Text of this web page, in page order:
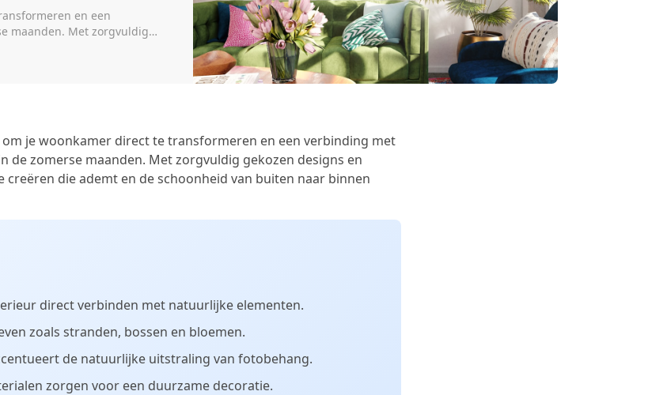
en een
maanden. Met zorgvuldig
kan je interieur direct
je woonkamer direct te transformeren en een verbinding met
de zomerse maanden. Met zorgvuldig gekozen designs en
creëren die ademt en de schoonheid van buiten naar binnen
direct verbinden met natuurlijke elementen.
zoals stranden, bossen en bloemen.
de natuurlijke uitstraling van fotobehang.
zorgen voor een duurzame decoratie.